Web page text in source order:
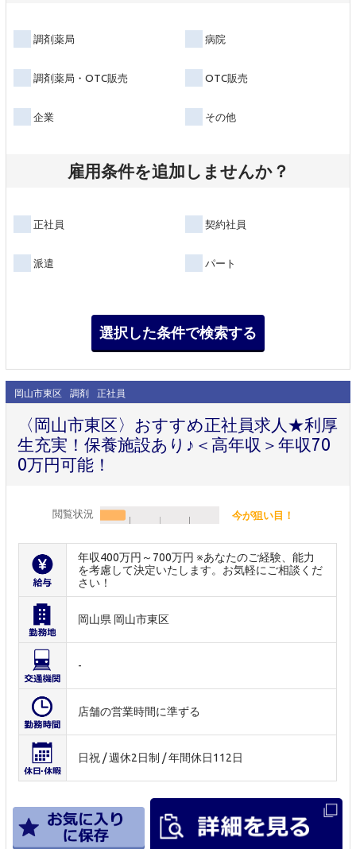
調剤薬局 病院
調剤薬局・OTC販売 OTC販売
企業 その他
雇用条件を追加しませんか？
正社員 契約社員
派遣 パート
岡山市東区 調剤 正社員
〈岡山市東区〉おすすめ正社員求人★利厚
生充実！保養施設あり♪＜高年収＞年収70
0万円可能！
閲覧状況 今が狙い目！
年収400万円～700万円 ※あなたのご経験、能力
を考慮して決定いたします。お気軽にご相談くだ
さい！
岡山県 岡山市東区
-
店舗の営業時間に準ずる
日祝 / 週休2日制 / 年間休日112日